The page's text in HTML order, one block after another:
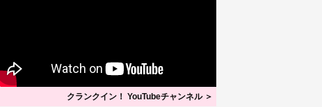
クランクイン！ YouTubeチャンネル ＞